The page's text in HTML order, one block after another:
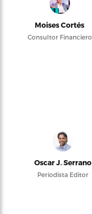
Moises Cortés
Consultor Financiero
Oscar J. Serrano
Periodista Editor